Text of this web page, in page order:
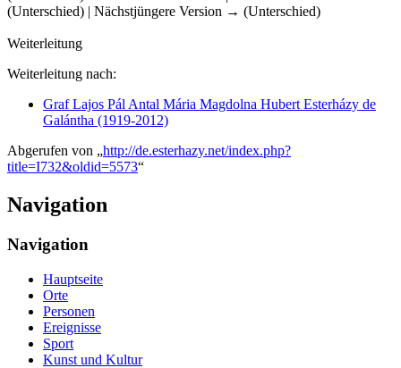
(Unterschied) | Nächstjüngere Version → (Unterschied)
Weiterleitung
Weiterleitung nach:
Graf Lajos Pál Antal Mária Magdolna Hubert Esterházy de
Galántha (1919-2012)
Abgerufen von „http://de.esterhazy.net/index.php?
title=I732&oldid=5573“
Navigation
Navigation
Hauptseite
Orte
Personen
Ereignisse
Sport
Kunst und Kultur